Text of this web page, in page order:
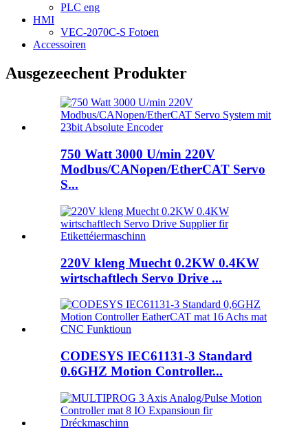
PLC eng
HMI
VEC-2070C-S Fotoen
Accessoiren
Ausgezeechent Produkter
750 Watt 3000 U/min 220V
Modbus/CANopen/EtherCAT Servo
S...
220V kleng Muecht 0.2KW 0.4KW
wirtschaftlech Servo Drive ...
CODESYS IEC61131-3 Standard
0.6GHZ Motion Controller...